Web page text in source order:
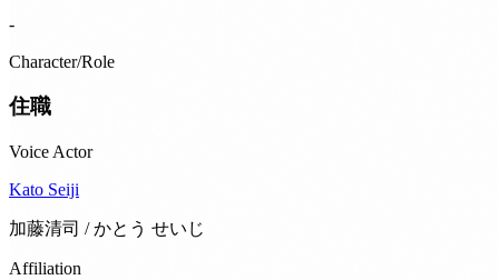
-
Character/Role
住職
Voice Actor
Kato Seiji
加藤清司 / かとう せいじ
Affiliation